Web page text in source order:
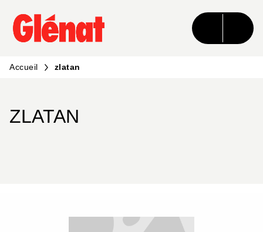
MENU RECHERCHE CONTENU
PIED DE PAGE
Accueil zlatan
ZLATAN